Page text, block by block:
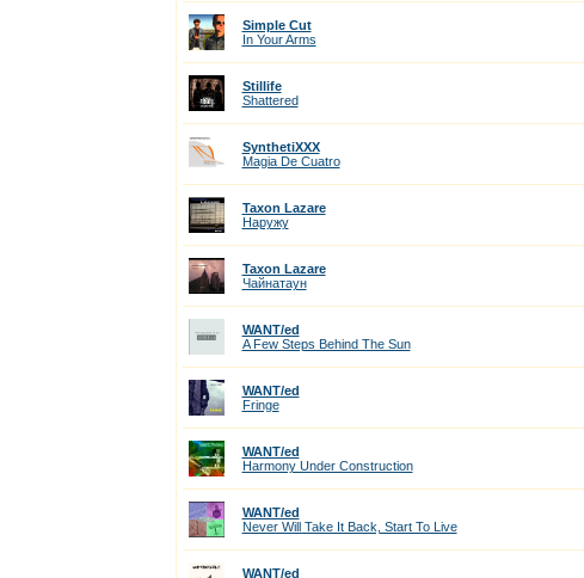
Simple Cut
In Your Arms
Stillife
Shattered
SynthetiXXX
Magia De Cuatro
Taxon Lazare
Наружу
Taxon Lazare
Чайнатаун
WANT/ed
A Few Steps Behind The Sun
WANT/ed
Fringe
WANT/ed
Harmony Under Construction
WANT/ed
Never Will Take It Back, Start To Live
WANT/ed